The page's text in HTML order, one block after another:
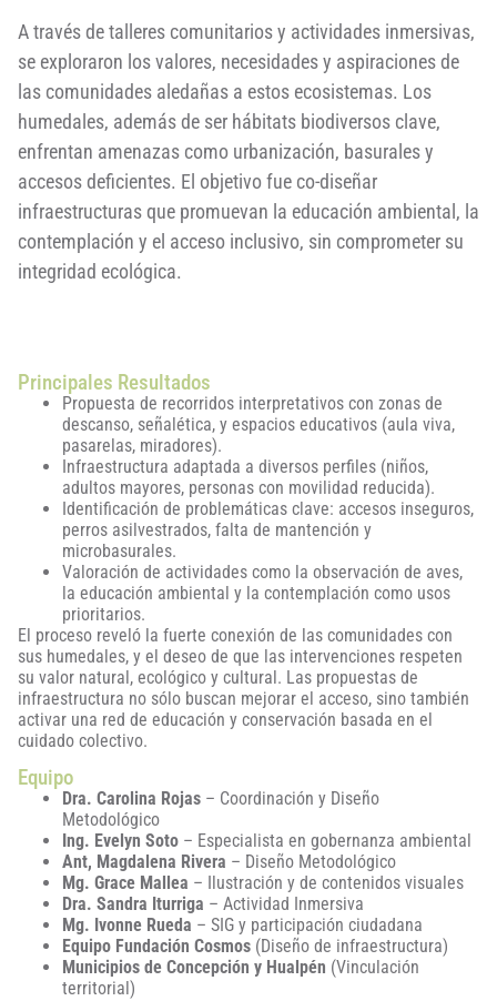
A través de talleres comunitarios y actividades inmersivas,
se exploraron los valores, necesidades y aspiraciones de
las comunidades aledañas a estos ecosistemas. Los
humedales, además de ser hábitats biodiversos clave,
enfrentan amenazas como urbanización, basurales y
accesos deficientes. El objetivo fue co-diseñar
infraestructuras que promuevan la educación ambiental, la
contemplación y el acceso inclusivo, sin comprometer su
integridad ecológica.
Principales Resultados
Propuesta de recorridos interpretativos con zonas de
descanso, señalética, y espacios educativos (aula viva,
pasarelas, miradores).
Infraestructura adaptada a diversos perfiles (niños,
adultos mayores, personas con movilidad reducida).
Identificación de problemáticas clave: accesos inseguros,
perros asilvestrados, falta de mantención y
microbasurales.
Valoración de actividades como la observación de aves,
la educación ambiental y la contemplación como usos
prioritarios.
El proceso reveló la fuerte conexión de las comunidades con
sus humedales, y el deseo de que las intervenciones respeten
su valor natural, ecológico y cultural. Las propuestas de
infraestructura no sólo buscan mejorar el acceso, sino también
activar una red de educación y conservación basada en el
cuidado colectivo.
Equipo
Dra. Carolina Rojas – Coordinación y Diseño
Metodológico
Ing. Evelyn Soto – Especialista en gobernanza ambiental
Ant, Magdalena Rivera – Diseño Metodológico
Mg. Grace Mallea – Ilustración y de contenidos visuales
Dra. Sandra Iturriga – Actividad Inmersiva
Mg. Ivonne Rueda – SIG y participación ciudadana
Equipo Fundación Cosmos (Diseño de infraestructura)
Municipios de Concepción y Hualpén (Vinculación
territorial)